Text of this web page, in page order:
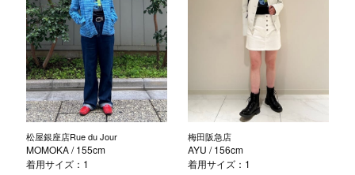
松屋銀座店Rue du Jour
MOMOKA/ 155cm
着用サイズ：1
梅田阪急店
AYU / 156cm
着用サイズ：1